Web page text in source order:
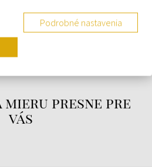
mieru presne pre
vás
Podrobné nastavenia